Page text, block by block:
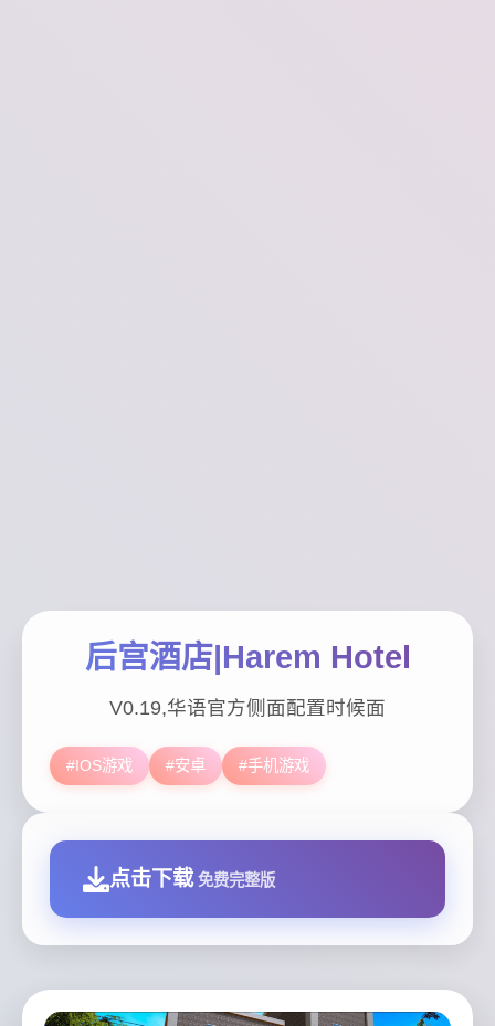
后宫酒店|Harem Hotel
V0.19,华语官方侧面配置时候面
#IOS游戏 #安卓 #手机游戏
点击下载 免费完整版